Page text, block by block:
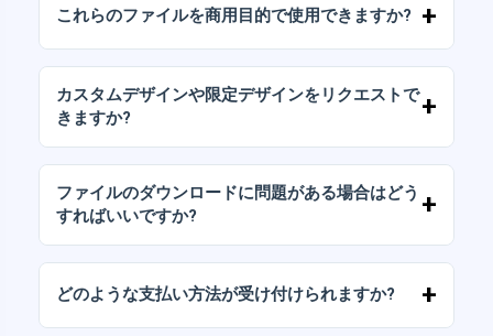
パッケージには、AIまたはPDFファイルも含ま
れています。
これらのファイルを商用目的で使用できますか?
（変更せずに）再販しないことを条件として、
個人ライセンスと商用ライセンスが含まれてい
ます。
カスタムデザインや限定デザインをリクエストで
きますか?
ます。お気軽にお問い合わせいただき、ご希望
をお伝えください。
ファイルのダウンロードに問題がある場合はどう
すればいいですか?
さい。追加料金なしでファイルの回復をお手伝
いいたします。
どのような支払い方法が受け付けられますか?